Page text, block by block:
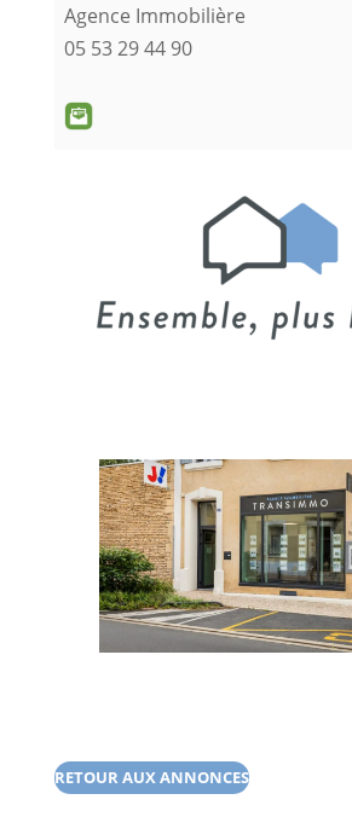
Agence Immobilière
05 53 29 44 90
RETOUR AUX ANNONCES